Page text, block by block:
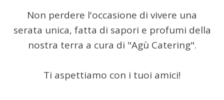
Non perdere l'occasione di vivere una
serata unica, fatta di sapori e profumi della
nostra terra a cura di "Agù Catering".
Ti aspettiamo con i tuoi amici!